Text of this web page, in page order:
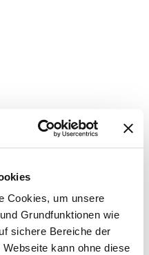
Cookies, um unsere
Grundfunktionen wie
sichere Bereiche der
kann ohne diese